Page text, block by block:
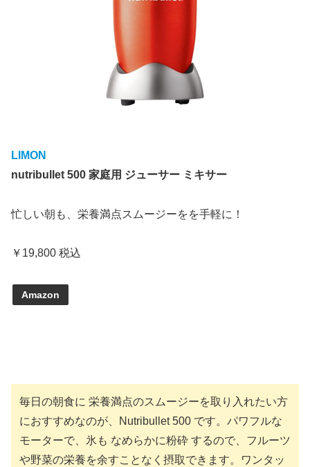
LIMON
nutribullet 500 家庭用 ジューサー ミキサー
忙しい朝も、栄養満点スムージーをを手軽に！
￥19,800 税込
Amazon
毎日の朝食に 栄養満点のスムージーを取り入れたい方
におすすめなのが、Nutribullet 500 です。パワフルな
モーターで、氷も なめらかに粉砕 するので、フルーツ
や野菜の栄養を余すことなく摂取できます。ワンタッ